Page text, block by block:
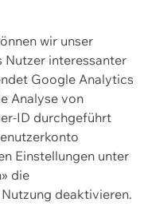
wir unser
Nutzer interessanter
Google Analytics
Analyse von
ID durchgeführt
Einstellungen unter
die
deaktivieren.